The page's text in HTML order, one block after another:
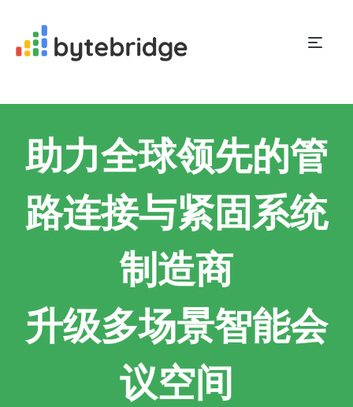
助力全球领先的管
路连接与紧固系统
制造商
升级多场景智能会
议空间